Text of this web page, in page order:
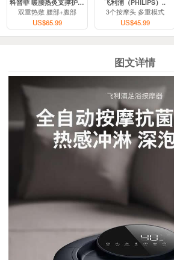
科普菲 暖腰热灸支撑护腰..
双重热敷 腰部+腹部
US$65.99
飞利浦（PHILIPS）..
3个按摩头 多重模式
US$45.99
图文详情